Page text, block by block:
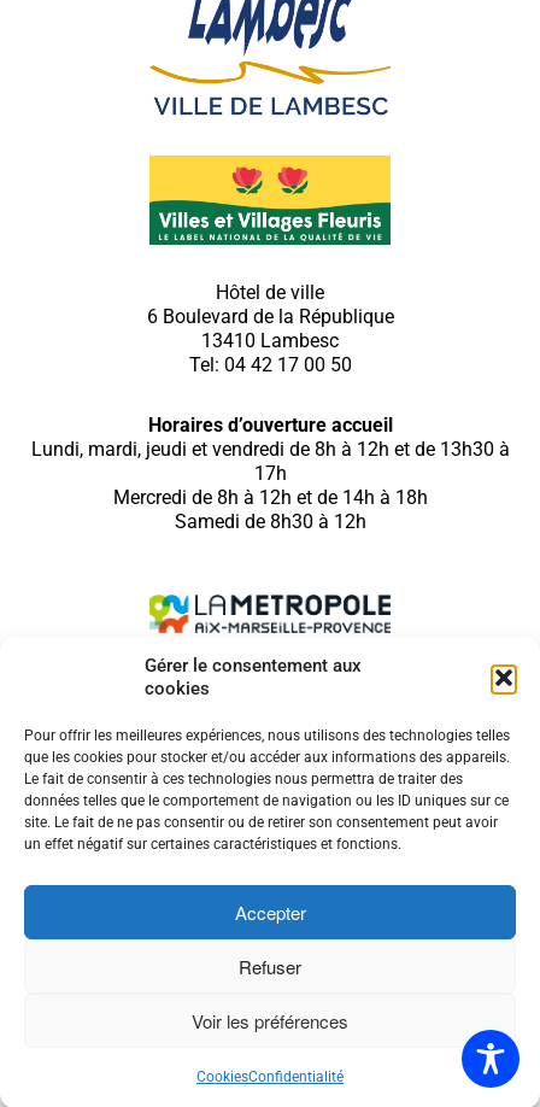
Gérer le consentement aux
cookies
Pour offrir les meilleures expériences, nous utilisons des technologies telles
que les cookies pour stocker et/ou accéder aux informations des appareils.
Le fait de consentir à ces technologies nous permettra de traiter des
données telles que le comportement de navigation ou les ID uniques sur ce
site. Le fait de ne pas consentir ou de retirer son consentement peut avoir
un effet négatif sur certaines caractéristiques et fonctions.
Accepter
Refuser
Voir les préférences
CookiesConfidentialité
Retour en
Hôtel de ville
6 Boulevard de la République
13410 Lambesc
Tel: 04 42 17 00 50
Horaires d’ouverture accueil
Lundi, mardi, jeudi et vendredi de 8h à 12h et de 13h30 à
17h
Mercredi de 8h à 12h et de 14h à 18h
Samedi de 8h30 à 12h
MENTIONS LÉGALES
ACCESSIBILITÉ